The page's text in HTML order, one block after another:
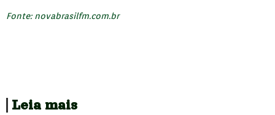
Fonte: novabrasilfm.com.br
Leia mais